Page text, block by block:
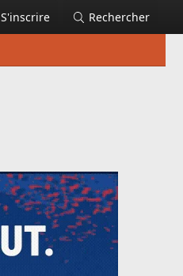
S'inscrire Rechercher